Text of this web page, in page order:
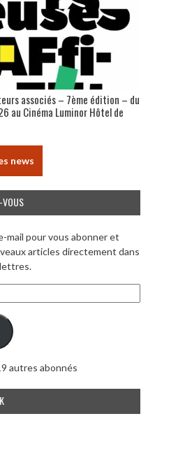
associés – 7ème édition – du
au Cinéma Luminor Hôtel de
news
mail pour vous abonner et
articles directement dans
autres abonnés